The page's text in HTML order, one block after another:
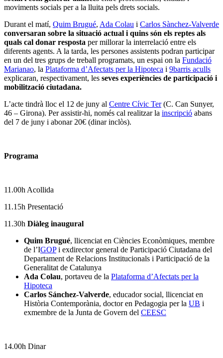
moviments socials per a la lluita pels drets socials.
Durant el matí, Quim Brugué, Ada Colau i Carlos Sànchez-Valverde
conversaran sobre la situació actual i quins són els reptes als
quals cal donar resposta per millorar la interrelació entre els
diferents agents. A la tarda, les persones assistents podran participar
en un del tres grups de treball programats, un espai on la Fundació
Marianao, la Plataforma d’Afectats per la Hipoteca i 9barris aculls
explicaran, respectivament, les seves experiències de participació i
mobilització ciutadana.
L’acte tindrà lloc el 12 de juny al Centre Cívic Ter(C. Can Sunyer,
46 – Girona). Per assistir-hi, només cal realitzar la inscripció abans
del 7 de juny i abonar 20€ (dinar inclòs).
Programa
11.00h Acollida
11.15h Presentació
11.30h Diàleg inaugural
Quim Brugué, llicenciat en Ciències Econòmiques, membre
de l’IGOPi exdirector general de Participació Ciutadana del
Departament de Relacions Institucionals i Participació de la
Generalitat de Catalunya
Ada Colau, portaveu de la Plataforma d’Afectats per la
Hipoteca
Carlos Sánchez-Valverde, educador social, llicenciat en
Història Contemporània, doctor en Pedagogia per la UB i
exmembre de la Junta de Govern del CEESC
14.00h Dinar